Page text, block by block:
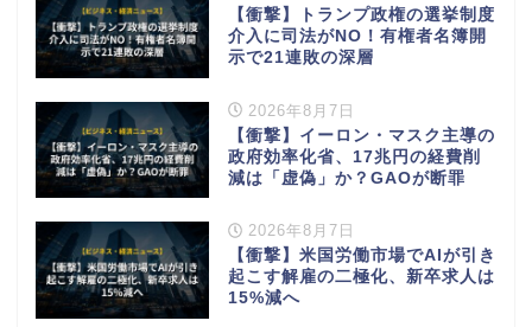
【衝撃】トランプ政権の選挙制度
介入に司法がNO！有権者名簿開
示で21連敗の深層
2026年8月7日
【衝撃】イーロン・マスク主導の
政府効率化省、17兆円の経費削
減は「虚偽」か？GAOが断罪
2026年8月7日
【衝撃】米国労働市場でAIが引き
起こす解雇の二極化、新卒求人は
15%減へ